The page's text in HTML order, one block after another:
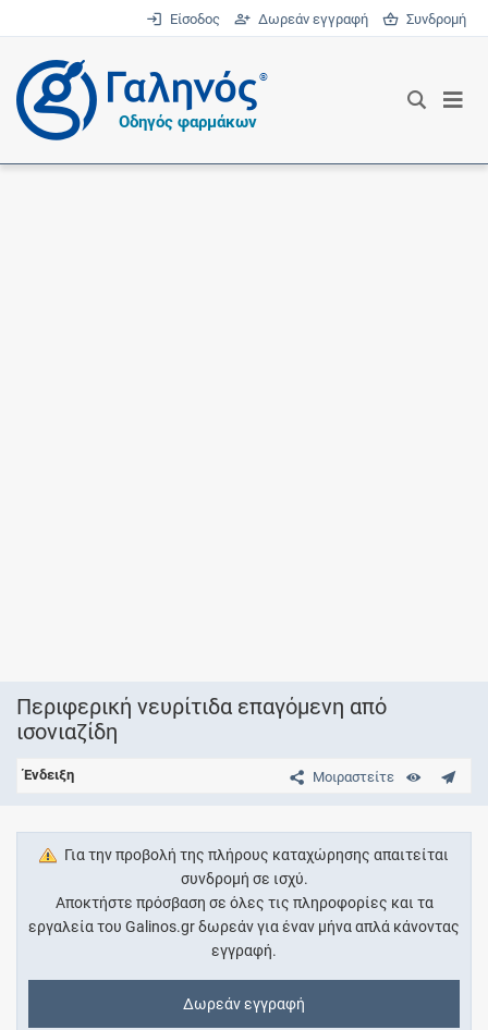
Είσοδος Δωρεάν εγγραφή Συνδρομή
®
Οδηγός φαρμάκων
Περιφερική νευρίτιδα επαγόμενη από
ισονιαζίδη
Μοιραστείτε
Ένδειξη
Για την προβολή της πλήρους καταχώρησης απαιτείται
συνδρομή σε ισχύ.
Αποκτήστε πρόσβαση σε όλες τις πληροφορίες και τα
εργαλεία του Galinos.gr δωρεάν για έναν μήνα απλά κάνοντας
εγγραφή.
Δωρεάν εγγραφή